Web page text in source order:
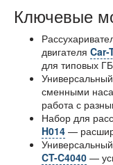
Ключевые
двигателя Car-
для типовых
сменными
работа с
Набор для
H014 —
CT-C4040 —